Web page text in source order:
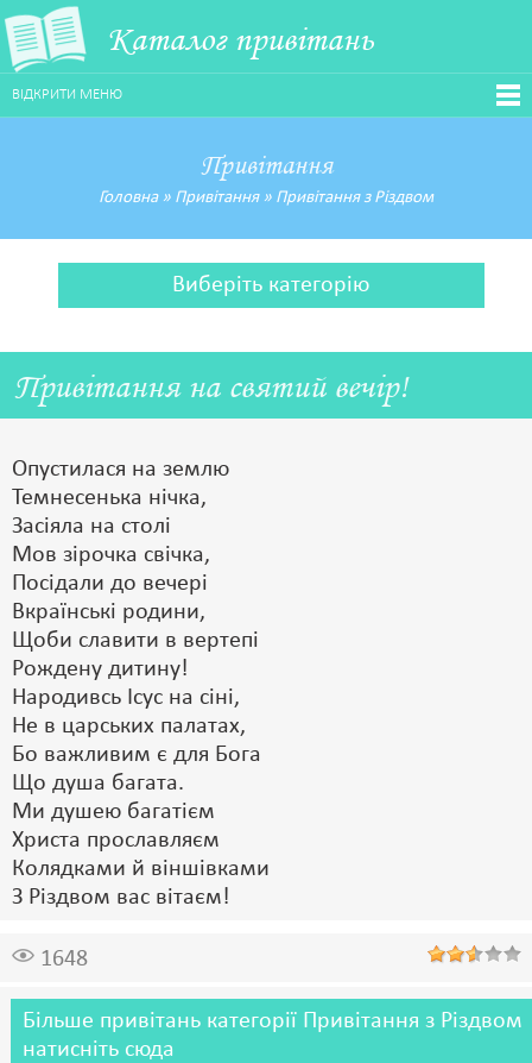
Каталог привітань
ВІДКРИТИ МЕНЮ
Привітання
Головна» Привітання» Привітання з Різдвом
Виберіть категорію
Привітання на святий вечір!
Опустилася на землю
Темнесенька нічка,
Засіяла на столі
Мов зірочка свічка,
Посідали до вечері
Вкраїнські родини,
Щоби славити в вертепі
Рождену дитину!
Народивсь Ісус на сіні,
Не в царських палатах,
Бо важливим є для Бога
Що душа багата.
Ми душею багатієм
Христа прославляєм
Колядками й віншівками
З Різдвом вас вітаєм!
1648
Більше привітань категорії Привітання з Різдвом
натисніть сюда